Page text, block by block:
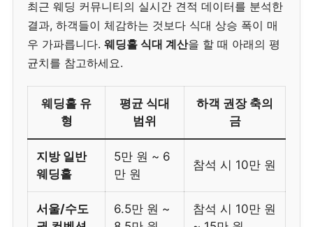
최근 웨딩 커뮤니티의 실시간 견적 데이터를 분석한
결과, 하객들이 체감하는 것보다 식대 상승 폭이 매
우 가파릅니다. 웨딩홀 식대 계산을 할 때 아래의 평
균치를 참고하세요.
웨딩홀 유
형
평균 식대
범위
하객 권장 축의
금
지방 일반
웨딩홀
5만 원 ~ 6
만 원
참석 시 10만 원
서울/수도
6.5만 원 ~
참석 시 10만 원